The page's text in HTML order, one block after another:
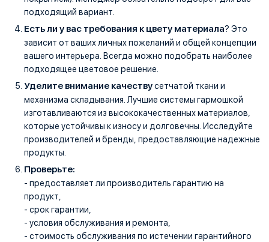
подходящий вариант.
Есть ли у вас требования к цвету материала? Это
зависит от ваших личных пожеланий и общей концепции
вашего интерьера. Всегда можно подобрать наиболее
подходящее цветовое решение.
Уделите внимание качествусетчатой ткани и
механизма складывания. Лучшие системы гармошкой
изготавливаются из высококачественных материалов,
которые устойчивы к износу и долговечны. Исследуйте
производителей и бренды, предоставляющие надежные
продукты.
Проверьте:
- предоставляет ли производитель гарантию на
продукт,
- срок гарантии,
- условия обслуживания и ремонта,
- стоимость обслуживания по истечении гарантийного